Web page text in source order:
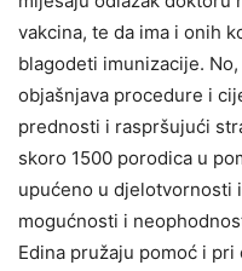
vakcina, te da ima i onih
blagodeti imunizacije.
objašnjava procedure i
prednosti i raspršujući
skoro 1500 porodica u
upućeno u djelotvornosti
mogućnosti i
Edina pružaju pomoć i